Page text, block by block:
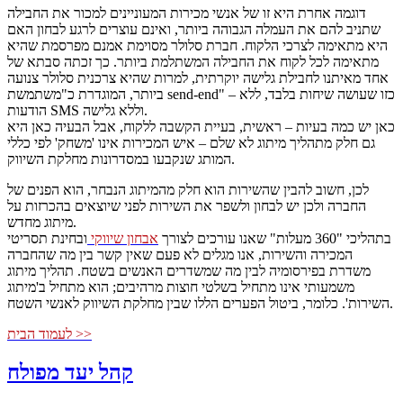
דוגמה אחרת היא זו של אנשי מכירות המעוניינים למכור את החבילה
שתניב להם את העמלה הגבוהה ביותר, ואינם עוצרים לרגע לבחון האם
היא מתאימה לצרכי הלקוח. חברת סלולר מסוימת אמנם מפרסמת שהיא
מתאימה לכל לקוח את החבילה המשתלמת ביותר. כך זכתה סבתא של
אחד מאיתנו לחבילת גלישה יוקרתית, למרות שהיא צרכנית סלולר צנועה
ביותר, המוגדרת כ"משתמשת send-end" – כזו שעושה שיחות בלבד, ללא
הודעות SMS וללא גלישה.
כאן יש כמה בעיות – ראשית, בעיית הקשבה ללקוח, אבל הבעיה כאן היא
גם חלק מתהליך מיתוג לא שלם – איש המכירות אינו 'משחק' לפי כללי
המותג שנקבעו במסדרונות מחלקת השיווק.
לכן, חשוב להבין שהשירות הוא חלק מהמיתוג הנבחר, הוא הפנים של
החברה ולכן יש לבחון ולשפר את השירות לפני שיוצאים בהכרזות על
מיתוג מחדש.
בתהליכי "360 מעלות" שאנו עורכים לצורך
אבחון שיווקי ובחינת תסריטי
המכירה והשירות, אנו מגלים לא פעם שאין קשר בין מה שהחברה
משדרת בפירסומיה לבין מה שמשדרים האנשים בשטח. תהליך מיתוג
משמעותי אינו מתחיל בשלטי חוצות מרהיבים; הוא מתחיל ב'מיתוג
השירות'. כלומר, ביטול הפערים הללו שבין מחלקת השיווק לאנשי השטח.
לעמוד הבית >>
קהל יעד מפולח